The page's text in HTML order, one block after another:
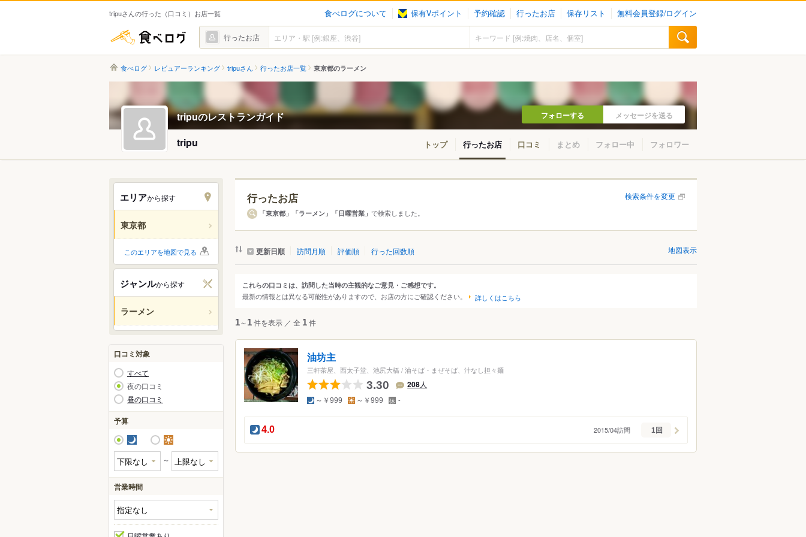
tripuさんの行った（口コミ）お店一覧 食べログについて 保有Vポイント 予約確認 行ったお店 保存リスト 無料会員登録/ログイン
食べログ 行ったお店
食べログ レビュアーランキング tripuさん 行ったお店一覧 東京都のラーメン
tripuのレストランガイド フォローする メッセージを送る
tripu トップ 行ったお店 口コミ まとめ フォロー中 フォロワー
エリアから探す
東京都
エリアから探す
銀座・新橋・有楽町
東京・日本橋
渋谷・恵比寿・代官山
池袋～高田馬場・早稲田
原宿・表参道・青山
六本木・麻布・広尾
赤坂・永田町・溜池
四ツ谷・市ヶ谷・飯田橋
秋葉原・神田・水道橋
上野・浅草・日暮里
目黒・白金・五反田
東急沿線
中野～西荻窪
小金井・国分寺・国立
このエリアを地図で見る
ジャンルから探す
ラーメン
ジャンルから探す
すべて ラーメン
ラーメン・つけ麺
口コミ対象
すべて
夜の口コミ
昼の口コミ
予算
夜 昼
～
営業時間
行ったお店 検索条件を変更
「東京都」「ラーメン」「日曜営業」で検索しました。
更新日順 訪問月順 評価順 行った回数順 地図表示
これらの口コミは、訪問した当時の主観的なご意見・ご感想です。
最新の情報とは異なる可能性がありますので、お店の方にご確認ください。 詳しくはこちら
1～1件を表示 ／ 全 1件
油坊主
三軒茶屋、西太子堂、池尻大橋 /油そば・まぜそば、汁なし担々麺
3.30 208人
夜 ～￥999 昼 ～￥999 定
休
日
-
夜の点数：
4.0 2015/04訪問 1回